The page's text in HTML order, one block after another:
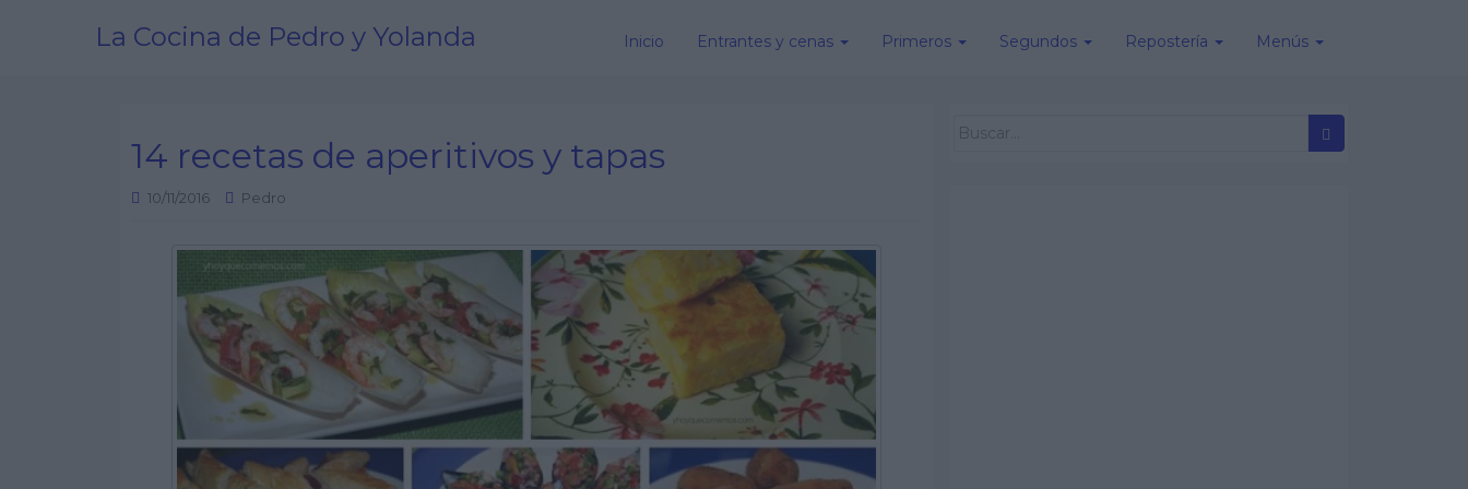
La Cocina de Pedro y Yolanda Inicio Entrantes y cenas Primeros Segundos Repostería Menús
14 recetas de aperitivos y tapas
10/11/2016 Pedro